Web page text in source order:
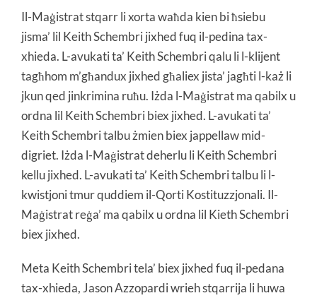
Il-Maġistrat stqarr li xorta waħda kien bi ħsiebu
jisma’ lil Keith Schembri jixhed fuq il-pedina tax-
xhieda. L-avukati ta’ Keith Schembri qalu li l-klijent
tagħhom m’għandux jixhed għaliex jista’ jagħti l-każ li
jkun qed jinkrimina ruħu. Iżda l-Maġistrat ma qabilx u
ordna lil Keith Schembri biex jixhed. L-avukati ta’
Keith Schembri talbu żmien biex jappellaw mid-
digriet. Iżda l-Maġistrat deherlu li Keith Schembri
kellu jixhed. L-avukati ta’ Keith Schembri talbu li l-
kwistjoni tmur quddiem il-Qorti Kostituzzjonali. Il-
Maġistrat reġa’ ma qabilx u ordna lil Kieth Schembri
biex jixhed.
Meta Keith Schembri tela’ biex jixhed fuq il-pedana
tax-xhieda, Jason Azzopardi wrieh stqarrija li huwa